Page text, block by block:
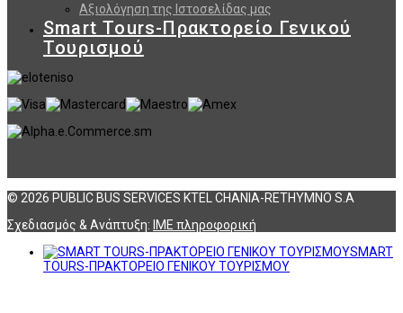
Αξιολόγηση της Ιστοσελίδας μας
Smart Tours-Πρακτορείο Γενικού
Τουρισμού
© 2026 PUBLIC BUS SERVICES KTEL CHANIA-RETHYMNO S.A
Σχεδιασμός & Ανάπτυξη: ΙΜΕ πληροφορική
SMART
TOURS-ΠΡΑΚΤΟΡΕΙΟ ΓΕΝΙΚΟΥ ΤΟΥΡΙΣΜΟΥ